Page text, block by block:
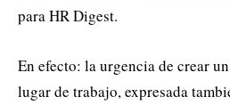
para HR Digest.
En efecto: la urgencia de crear
lugar de trabajo, expresada